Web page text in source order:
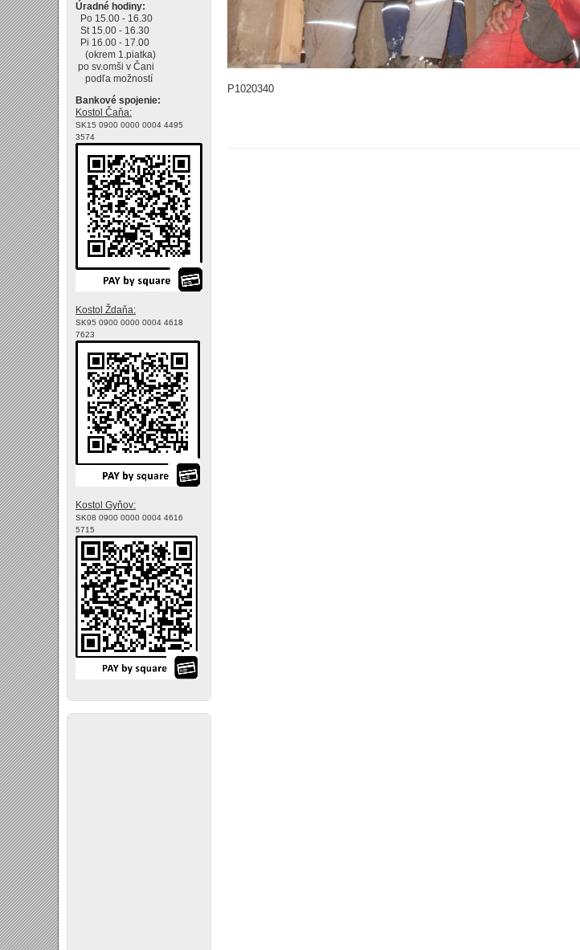
P1020340
Úradné hodiny:
Po 15.00 - 16.30
St 15.00 - 16.30
Pi 16.00 - 17.00
(okrem 1.piatka)
po sv.omši v Čani
podľa možností
Bankové spojenie:
Kostol Čaňa:
SK15 0900 0000 0004 4495
3574
Kostol Ždaňa:
SK95 0900 0000 0004 4618
7623
Kostol Gyňov:
SK08 0900 0000 0004 4616
5715